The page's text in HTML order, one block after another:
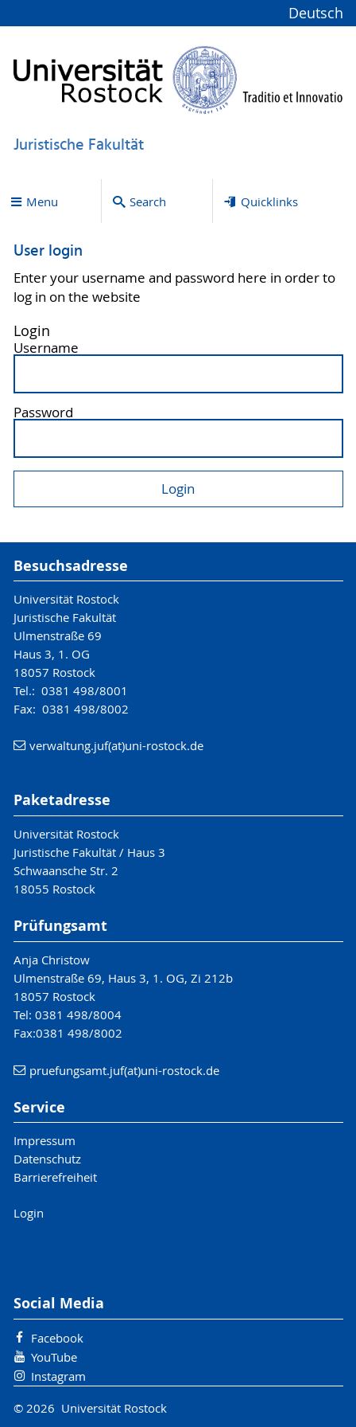
Deutsch
Juristische Fakultät
Menu Search Quicklinks
User login
Enter your username and password here in order to
log in on the website
Login
Username
Password
Besuchsadresse
Universität Rostock
Juristische Fakultät
Ulmenstraße 69
Haus 3, 1. OG
18057 Rostock
Tel.: 0381 498/8001
Fax: 0381 498/8002
verwaltung.juf(at)uni-rostock.de
Paketadresse
Universität Rostock
Juristische Fakultät / Haus 3
Schwaansche Str. 2
18055 Rostock
Prüfungsamt
Anja Christow
Ulmenstraße 69, Haus 3, 1. OG, Zi 212b
18057 Rostock
Tel: 0381 498/8004
Fax:0381 498/8002
pruefungsamt.juf(at)uni-rostock.de
Service
Impressum
Datenschutz
Barrierefreiheit
Login
Social Media
Facebook
YouTube
Instagram
© 2026 Universität Rostock